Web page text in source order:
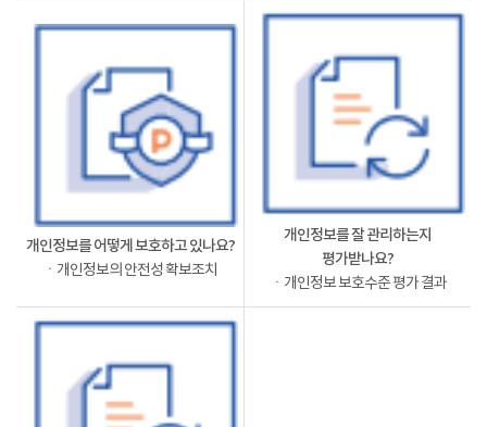
개인정보를 어떻게 보호하고 있나요?
ㆍ개인정보의 안전성 확보조치
개인정보를 잘 관리하는지
평가받나요?
ㆍ개인정보 보호수준 평가 결과